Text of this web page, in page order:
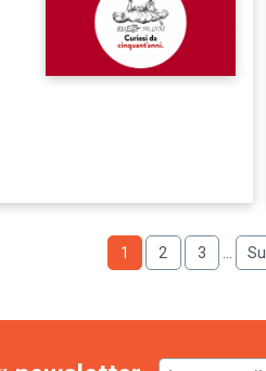
Pagina
1 Pagina
2 Pagina
3 …